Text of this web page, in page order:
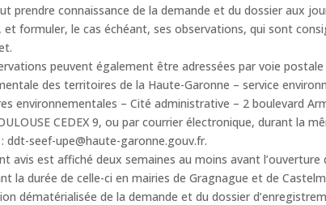
prendre connaissance de la demande et du dossier aux
et formuler, le cas échéant, ses observations, qui sont
peuvent également être adressées par voie
des territoires de la Haute-Garonne – service
environnementales – Cité administrative – 2 boulevard
CEDEX 9, ou par courrier électronique, durant la
ddt-seef-upe@haute-garonne.gouv.fr.
avis est affiché deux semaines au moins avant
la durée de celle-ci en mairies de Gragnague et de
dématérialisée de la demande et du dossier